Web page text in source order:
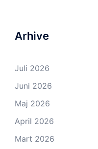
Arhive
Juli 2026
Juni 2026
Maj 2026
April 2026
Mart 2026